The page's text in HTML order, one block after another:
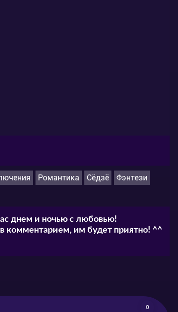
Романтика Сёдзё
Фэнтези
днем и ночью с любовью!
комментарием, им будет приятно! ^^
0